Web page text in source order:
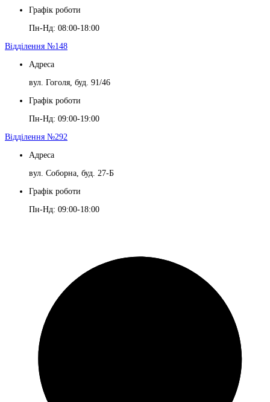
Графік роботи
Пн-Нд: 08:00-18:00
Відділення №148
Адреса
вул. Гоголя, буд. 91/46
Графік роботи
Пн-Нд: 09:00-19:00
Відділення №292
Адреса
вул. Соборна, буд. 27-Б
Графік роботи
Пн-Нд: 09:00-18:00